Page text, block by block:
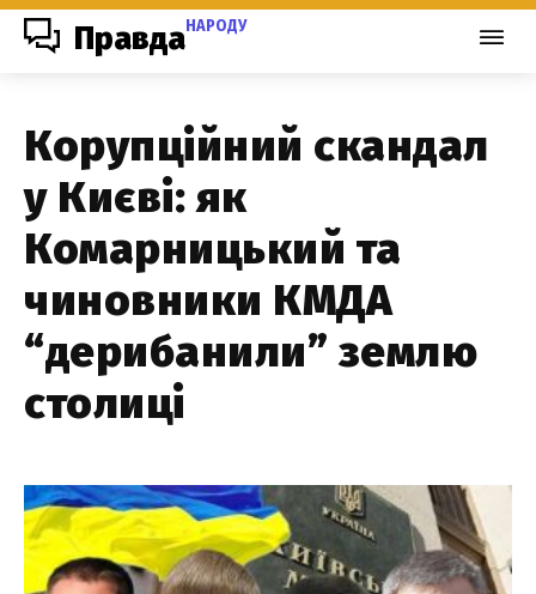
ПравдаНАРОДУ
Корупційний скандал
у Києві: як
Комарницький та
чиновники КМДА
“дерибанили” землю
столиці